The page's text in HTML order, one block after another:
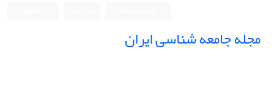
مجله جامعه شناسی ایران